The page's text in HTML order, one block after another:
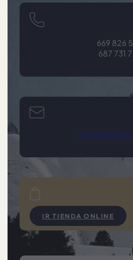
669 826
687 731
IR TIENDA ONLINE